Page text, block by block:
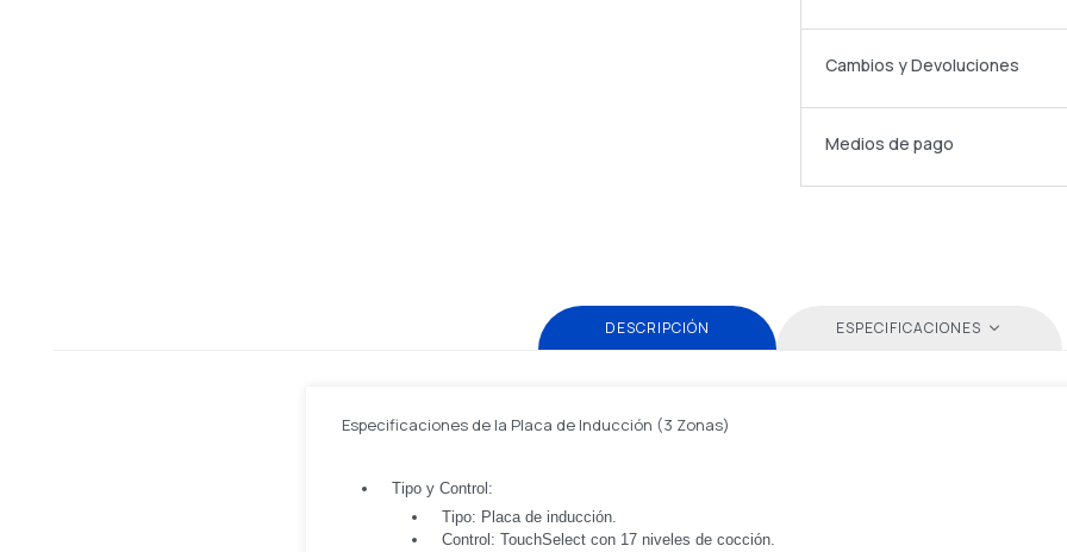
Cambios y Devoluciones
Medios de pago
DESCRIPCIÓN ESPECIFICACIONES
Especificaciones de la Placa de Inducción (3 Zonas)
Tipo y Control:
Tipo: Placa de inducción.
Control: TouchSelect con 17 niveles de cocción.